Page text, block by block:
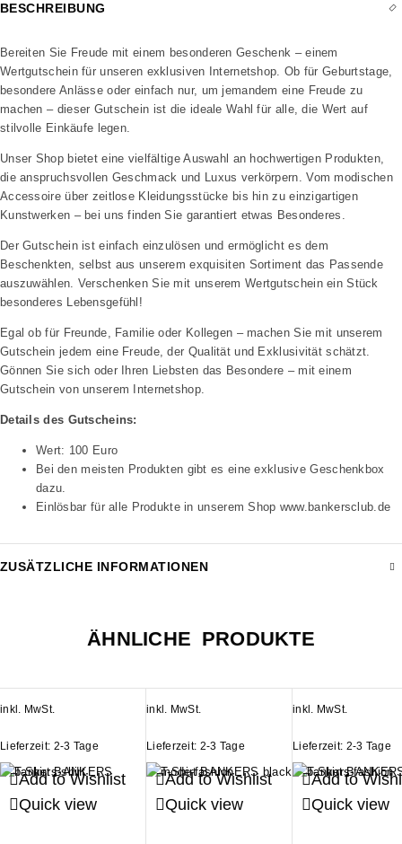
BESCHREIBUNG
Bereiten Sie Freude mit einem besonderen Geschenk – einem
Wertgutschein für unseren exklusiven Internetshop. Ob für Geburtstage,
besondere Anlässe oder einfach nur, um jemandem eine Freude zu
machen – dieser Gutschein ist die ideale Wahl für alle, die Wert auf
stilvolle Einkäufe legen.
Unser Shop bietet eine vielfältige Auswahl an hochwertigen Produkten,
die anspruchsvollen Geschmack und Luxus verkörpern. Vom modischen
Accessoire über zeitlose Kleidungsstücke bis hin zu einzigartigen
Kunstwerken – bei uns finden Sie garantiert etwas Besonderes.
Der Gutschein ist einfach einzulösen und ermöglicht es dem
Beschenkten, selbst aus unserem exquisiten Sortiment das Passende
auszuwählen. Verschenken Sie mit unserem Wertgutschein ein Stück
besonderes Lebensgefühl!
Egal ob für Freunde, Familie oder Kollegen – machen Sie mit unserem
Gutschein jedem eine Freude, der Qualität und Exklusivität schätzt.
Gönnen Sie sich oder Ihren Liebsten das Besondere – mit einem
Gutschein von unserem Internetshop.
Details des Gutscheins:
Wert: 100 Euro
Bei den meisten Produkten gibt es eine exklusive Geschenkbox
dazu.
Einlösbar für alle Produkte in unserem Shop www.bankersclub.de
ZUSÄTZLICHE INFORMATIONEN
ÄHNLICHE PRODUKTE
Add to Wishlist
Quick view
inkl. MwSt.
Lieferzeit: 2-3 Tage
Add to Wishlist
Quick view
inkl. MwSt.
Lieferzeit: 2-3 Tage
Add to
Quick view
inkl. MwSt.
Lieferzeit: 2-3 Tage